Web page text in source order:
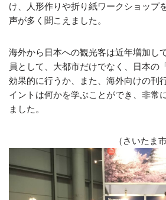
け、人形作りや折り紙ワークショップ
声が多く聞こえました。
海外から日本への観光客は近年増加し
員として、大都市だけでなく、日本の
効果的に行うか、また、海外向けの刊
イントは何かを学ぶことができ、非常
ました。
（さいたま